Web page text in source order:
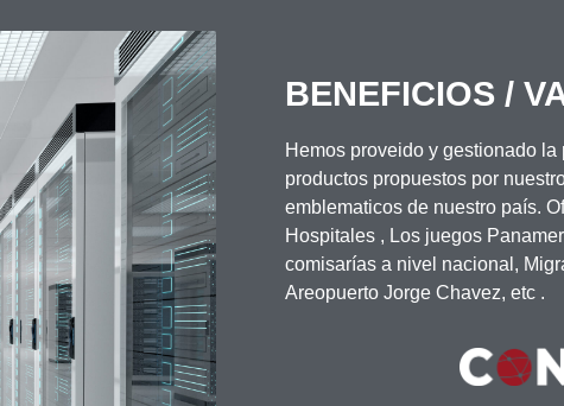
BENEFICIOS /
Hemos proveido y gestionado
productos propuestos por
emblematicos de nuestro país.
Hospitales , Los juegos
comisarías a nivel nacional,
Areopuerto Jorge Chavez, etc .